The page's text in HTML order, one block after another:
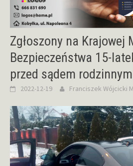
Zgłoszony na Krajowej
Bezpieczeństwa 15-
przed sądem rodzinnym
2022-12-19 Franciszek Wójcicki